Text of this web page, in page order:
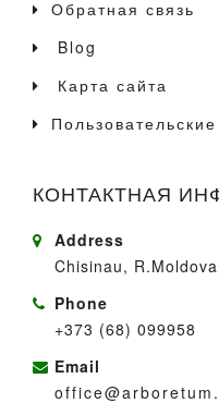
Обратная связь
Blog
Карта сайта
КОНТАКТНАЯ
Address
Chisinau, R.Moldova
Phone
+373 (68) 099958
Email